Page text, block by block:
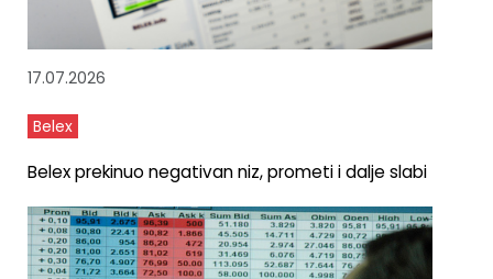
17.07.2026
Belex
Belex prekinuo negativan niz, prometi i dalje slabi